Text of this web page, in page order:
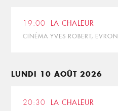
19:00 LA CHALEUR
CINÉMA YVES ROBERT, EVRON
LUNDI 10 AOÛT 2026
20:30 LA CHALEUR